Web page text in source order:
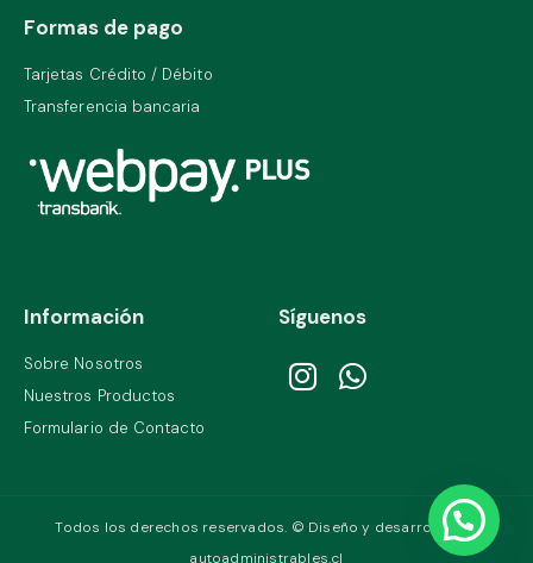
Formas de pago
Tarjetas Crédito / Débito
Transferencia bancaria
Información
Sobre Nosotros
Nuestros Productos
Formulario de Contacto
Síguenos
Todos los derechos reservados. © Diseño y desarrollo por
autoadministrables.cl